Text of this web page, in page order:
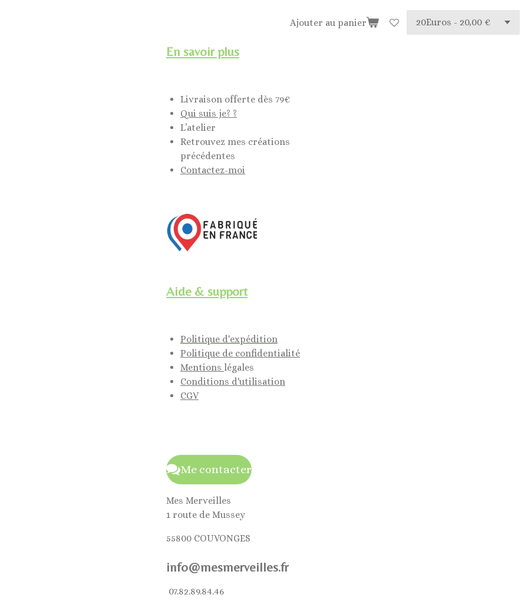
Ajouter au panier
En savoir plus
Livraison offerte dès 79€
Qui suis je? ?
L’atelier
Retrouvez mes créations
précédentes
Contactez-moi
Aide & support
Politique d'expédition
Politique de confidentialité
Mentions légales
Conditions d'utilisation
CGV
Me contacter
Mes Merveilles
1 route de Mussey
55800 COUVONGES
info@mesmerveilles.fr
07.82.89.84.46